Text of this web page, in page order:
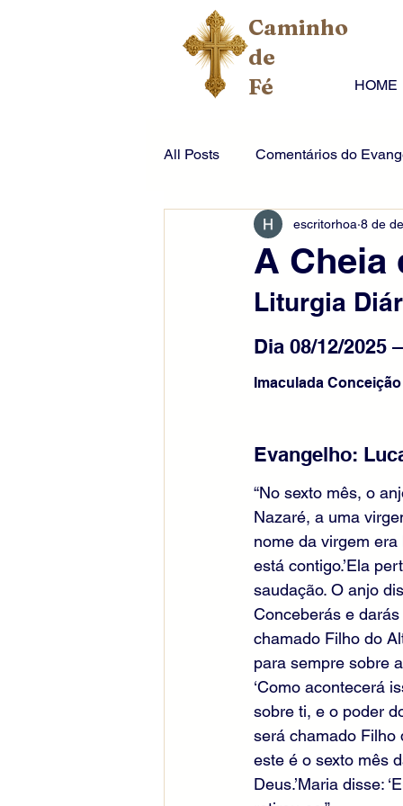
Caminho
de
Fé
HOME
All Posts Comentários do
A Cheia
escritorhoa 8 de
Liturgia
Dia 08/12/2025
Imaculada
Evangelho:
“No sexto mês, o
Nazaré, a uma
nome da virgem era
está contigo.’Ela
saudação. O anjo
Conceberás e
chamado Filho do
para sempre sobre
‘Como acontecerá
sobre ti, e o poder
será chamado Filho
este é o sexto mês
Deus.’Maria disse: